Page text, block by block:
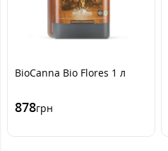
BioCanna Bio Flores 1 л
878грн